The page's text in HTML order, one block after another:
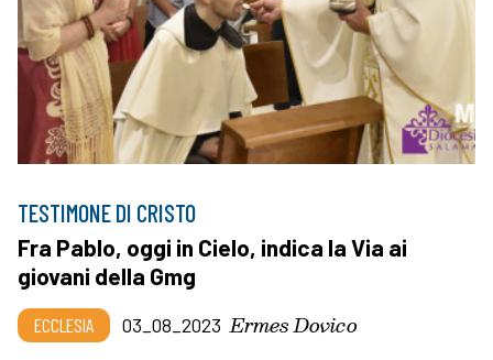
TESTIMONE DI CRISTO
Fra Pablo, oggi in Cielo, indica la Via ai
giovani della Gmg
ECCLESIA 03_08_2023 Ermes Dovico